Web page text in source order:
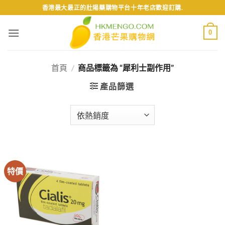
to
content
香港最大最正的壯陽藥購物平台十年老店歡迎訂購.
0
首頁 / 商品標籤為 “犀利士副作用”
產品篩選
特價